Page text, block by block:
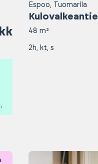
Espoo, Tuomarila
Kulovalkeantie
48 m²
2h, kt, s